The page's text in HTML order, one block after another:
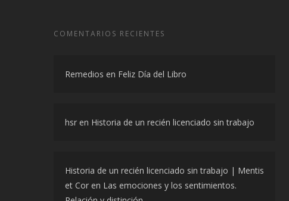
COMENTARIOS RECIENTES
Remedios en Feliz Día del Libro
hsr en Historia de un recién licenciado sin trabajo
Historia de un recién licenciado sin trabajo | Mentis
et Cor en Las emociones y los sentimientos.